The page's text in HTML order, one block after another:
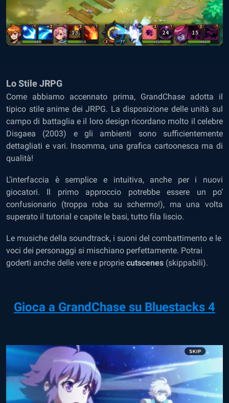
Lo Stile JRPG
Come abbiamo accennato prima, GrandChase adotta il
tipico stile anime dei JRPG. La disposizione delle unità sul
campo di battaglia e il loro design ricordano molto il celebre
Disgaea (2003) e gli ambienti sono sufficientemente
dettagliati e vari. Insomma, una grafica cartoonesca ma di
qualità!
L’interfaccia è semplice e intuitiva, anche per i nuovi
giocatori. Il primo approccio potrebbe essere un po’
confusionario (troppa roba su schermo!), ma una volta
superato il tutorial e capite le basi, tutto fila liscio.
Le musiche della soundtrack, i suoni del combattimento e le
voci dei personaggi si mischiano perfettamente. Potrai
goderti anche delle vere e proprie cutscenes (skippabili).
Gioca a GrandChase su Bluestacks 4